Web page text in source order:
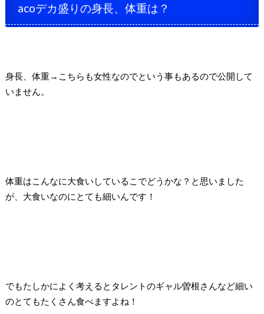
acoデカ盛りの身長、体重は？
身長、体重→こちらも女性なのでという事もあるので公開して
いません。
体重はこんなに大食いしているこでどうかな？と思いました
が、大食いなのにとても細いんです！
でもたしかによく考えるとタレントのギャル曽根さんなど細い
のとてもたくさん食べますよね！